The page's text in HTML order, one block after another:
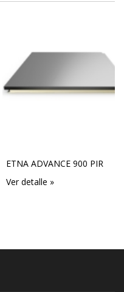
ETNA ADVANCE 900 PIR
Ver detalle »